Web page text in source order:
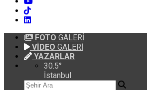
FOTO GALERİ
VİDEO GALERİ
YAZARLAR
30.5°
İstanbul